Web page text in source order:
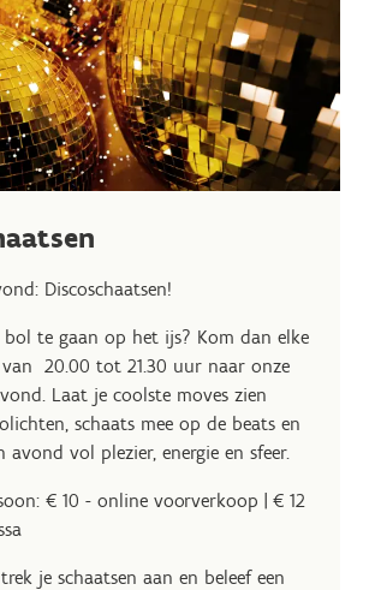
Discoschaatsen!
te gaan op het ijs? Kom dan elke
20.00 tot 21.30 uur naar onze
Laat je coolste moves zien
schaats mee op de beats en
avond vol plezier, energie en sfeer.
€ 10 - online voorverkoop | € 12
je schaatsen aan en beleef een